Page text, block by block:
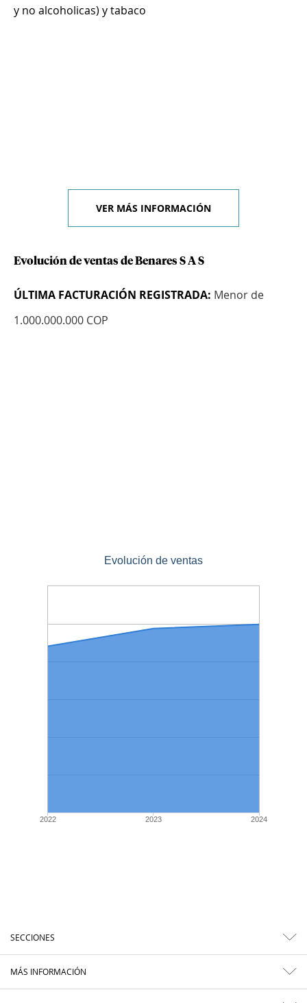
y no alcoholicas) y tabaco
VER MÁS INFORMACIÓN
Evolución de ventas de Benares S A S
ÚLTIMA FACTURACIÓN REGISTRADA: Menor de
1.000.000.000 COP
Evolución de ventas
2022 2023 2024
SECCIONES
MÁS INFORMACIÓN